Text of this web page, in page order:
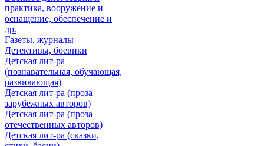
практика, вооружение и
оснащение, обеспечение и
др.
Газеты, журналы
Детективы, боевики
Детская лит-ра
(познавательная, обучающая,
развивающая)
Детская лит-ра (проза
зарубежных авторов)
Детская лит-ра (проза
отечественных авторов)
Детская лит-ра (сказки,